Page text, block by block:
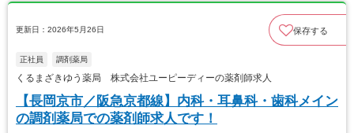
更新日：2026年5月26日 保存する
正社員 調剤薬局
くるまざきゆう薬局 株式会社ユーピーディーの薬剤師求人
【長岡京市／阪急京都線】内科・耳鼻科・歯科メイン
の調剤薬局での薬剤師求人です！